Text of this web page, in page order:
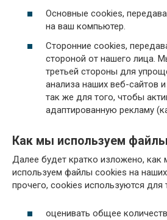
Основные cookies,
на ваш компьютер.
Сторонние cookies,
стороной от нашего лица.
третьей стороны для
анализа наших веб-сайтов
так же для того, чтобы
адаптированную рекламу
Как мы используем
Далее будет кратко изложено, как
используем файлы cookies на
прочего, cookies используются для
оценивать общее